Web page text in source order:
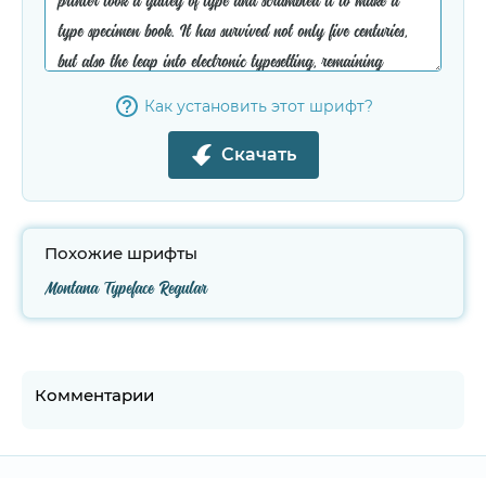
Как установить этот шрифт?
Скачать
Похожие шрифты
Montana Typeface Regular
Комментарии